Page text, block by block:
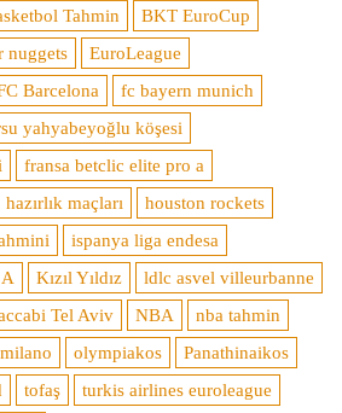
Tahmin
BKT EuroCup
nuggets
EuroLeague
Barcelona
fc bayern munich
yahyabeyoğlu köşesi
fransa betclic elite pro a
hazırlık maçları
houston rockets
ispanya liga endesa
A
Kızıl Yıldız
ldlc asvel villeurbanne
Tel Aviv NBA
nba tahmin
olympiakos
Panathinaikos
tofaş
turkis airlines euroleague